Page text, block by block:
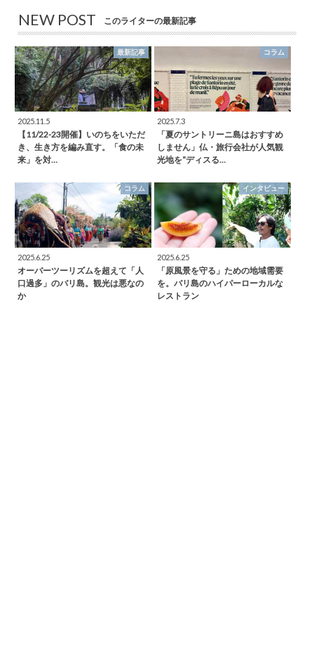
NEW POST このライターの最新記事
最新記事
2025.11.5
【11/22-23開催】いのちをいただ
き、生き方を編み直す。「食の未
来」を対…
コラム
2025.7.3
「夏のサントリーニ島はおすすめ
しません」仏・旅行会社が人気観
光地を“ディスる…
コラム
2025.6.25
オーバーツーリズムを超えて「人
口過多」のバリ島。観光は悪なの
か
インタビュー
2025.6.25
「原風景を守る」ための地域需要
を。バリ島のハイパーローカルな
レストラン